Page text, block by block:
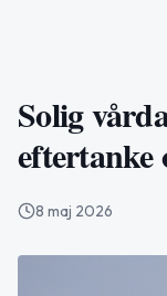
Solig
eftertanke
8 maj 2026